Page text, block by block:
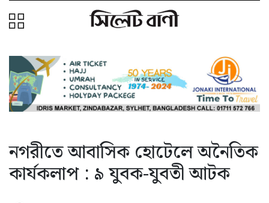
নগরীতে আবাসিক হোটেলে অনৈতিক
কার্যকলাপ : ৯ যুবক-যুবতী আটক